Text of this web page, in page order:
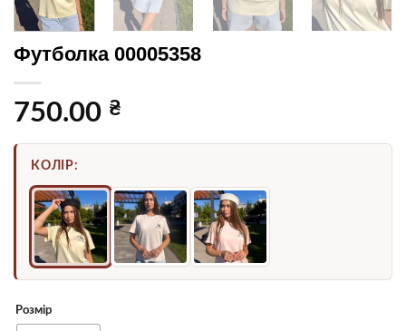
Футболка 00005358
750.00 ₴
КОЛІР:
Розмір